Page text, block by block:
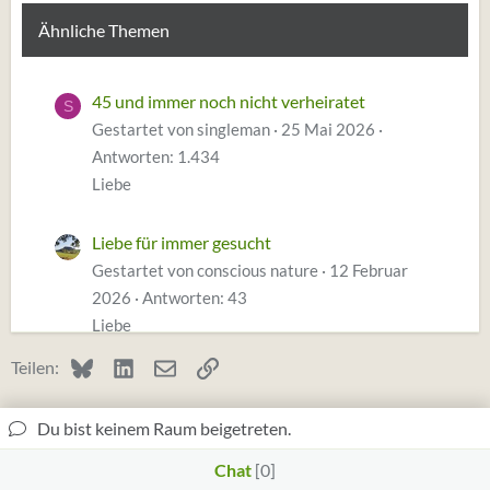
Ähnliche Themen
S 45 und immer noch nicht verheiratet
Gestartet von singleman
25 Mai 2026
Antworten: 1.434
Liebe
Liebe für immer gesucht
Gestartet von conscious nature
12 Februar
2026
Antworten: 43
Liebe
Vermisse ihn immer mehr, wie damit
umgehen?
Gestartet von Megacrit
20 November 2025
Teilen: BlueskyLinkedInE-MailLink
Liebe
Du bist keinem Raum beigetreten.
Chat 0